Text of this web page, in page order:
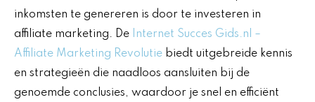
inkomsten te genereren is door te investeren in
affiliate marketing. De
Internet Succes Gids.nl –
Affiliate Marketing Revolutie biedt uitgebreide kennis
en strategieën die naadloos aansluiten bij de
genoemde conclusies, waardoor je snel en efficiënt